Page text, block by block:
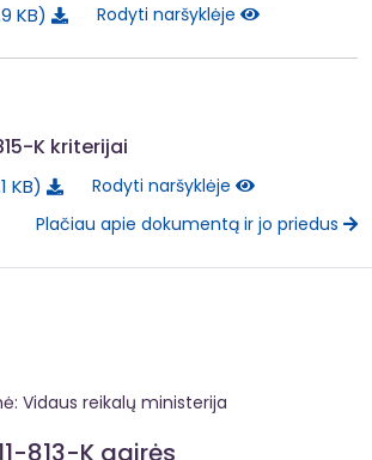
KB Rodyti naršyklėje
K kriterijai
KB
Rodyti naršyklėje
Plačiau apie dokumentą ir jo priedus
Vidaus reikalų ministerija
813-K gairės